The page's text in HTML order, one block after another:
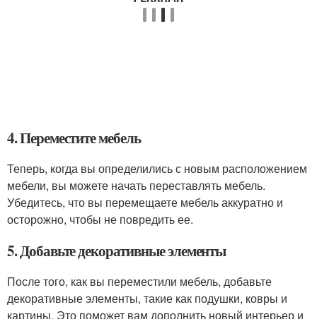
4. Переместите мебель
Теперь, когда вы определились с новым расположением
мебели, вы можете начать переставлять мебель.
Убедитесь, что вы перемещаете мебель аккуратно и
осторожно, чтобы не повредить ее.
5. Добавьте декоративные элементы
После того, как вы переместили мебель, добавьте
декоративные элементы, такие как подушки, ковры и
картины. Это поможет вам дополнить новый интерьер и